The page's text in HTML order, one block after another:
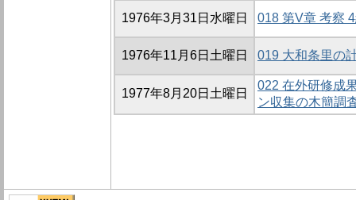
1976年3月31日水曜日 018 第V章 考察
1976年11月6日土曜日 019 大和条里の
1977年8月20日土曜日
022 在外研修成
ン収集の木簡調